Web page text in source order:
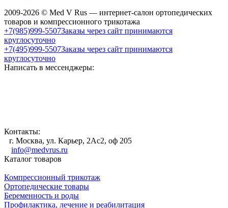
2009-2026 © Med V Rus — интернет-салон ортопедических
товаров и компрессионного трикотажа
+7(985)999-5507Заказы через сайт принимаются
круглосуточно
+7(495)999-5507Заказы через сайт принимаются
круглосуточно
Написать в мессенджеры:
Контакты:
г. Москва, ул. Карьер, 2Ас2, оф 205
info@medvrus.ru
Каталог товаров
Компрессионный трикотаж
Ортопедические товары
Беременность и роды
Профилактика, лечение и реабилитация